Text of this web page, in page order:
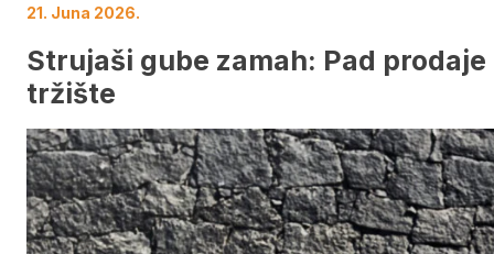
21. Juna 2026.
Strujaši gube zamah: Pad
tržište